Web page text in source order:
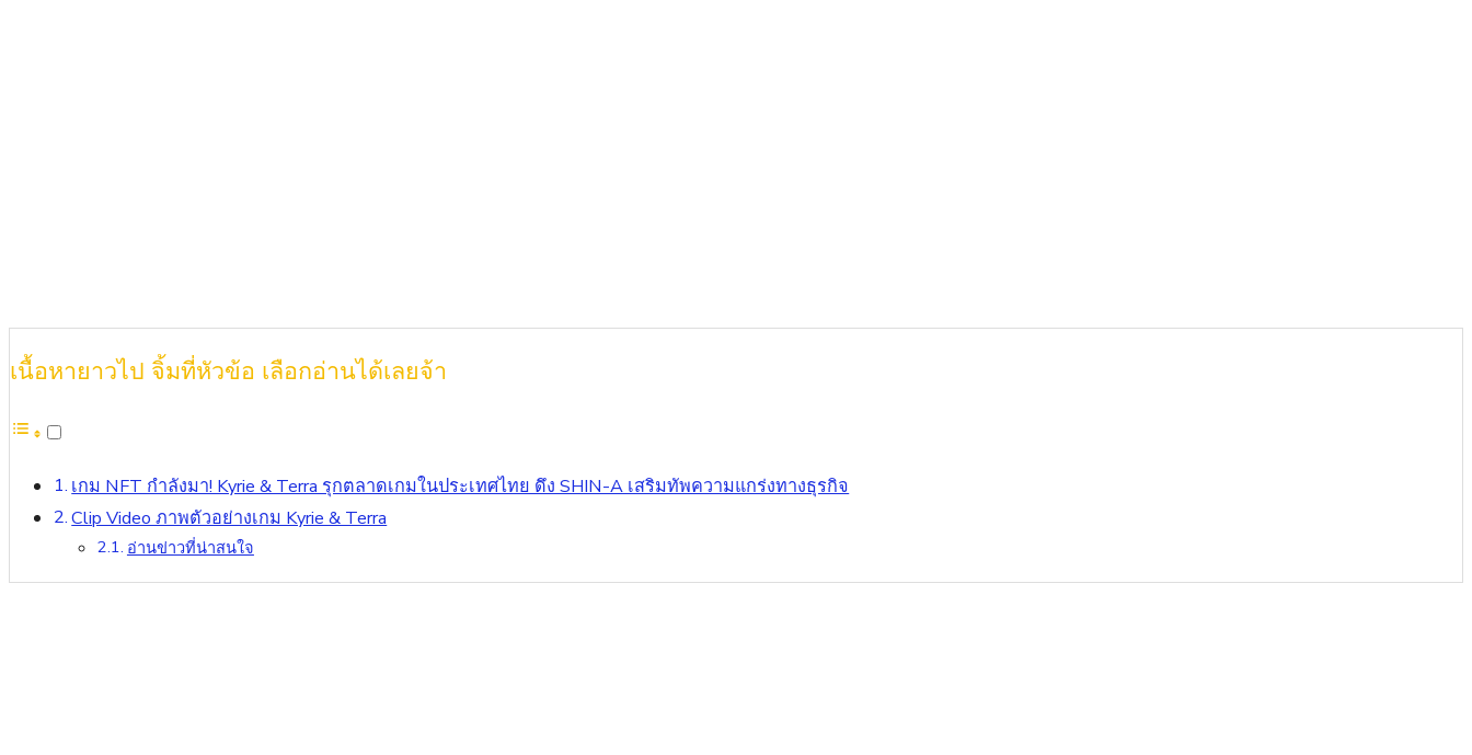
เนื้อหายาวไป จิ้มที่หัวข้อ เลือกอ่านได้เลยจ้า
เกม NFT กำลังมา! Kyrie & Terra รุกตลาดเกมในประเทศไทย ดึง SHIN-A เสริมทัพความแกร่งทางธุรกิจ
Clip Video ภาพตัวอย่างเกม Kyrie & Terra
อ่านข่าวที่น่าสนใจ